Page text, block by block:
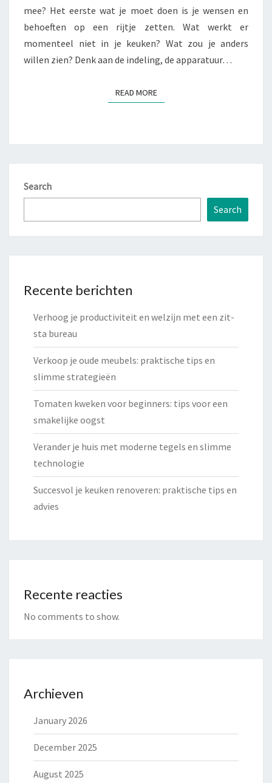
mee? Het eerste wat je moet doen is je wensen en
behoeften op een rijtje zetten. Wat werkt er
momenteel niet in je keuken? Wat zou je anders
willen zien? Denk aan de indeling, de apparatuur…
READ MOREREAD MORE
Search
Search
Recente berichten
Verhoog je productiviteit en welzijn met een zit-
sta bureau
Verkoop je oude meubels: praktische tips en
slimme strategieën
Tomaten kweken voor beginners: tips voor een
smakelijke oogst
Verander je huis met moderne tegels en slimme
technologie
Succesvol je keuken renoveren: praktische tips en
advies
Recente reacties
No comments to show.
Archieven
January 2026
December 2025
August 2025